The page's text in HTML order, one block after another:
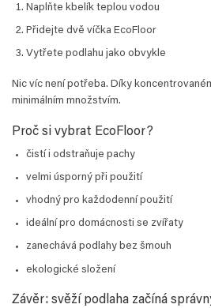
Naplňte kbelík teplou vodou
Přidejte dvě víčka EcoFloor
Vytřete podlahu jako obvykle
Nic víc není potřeba. Díky
minimálním množstvím.
Proč si vybrat EcoFloor?
čistí i odstraňuje pachy
velmi úsporný při použití
vhodný pro každodenní použití
ideální pro domácnosti se zvířaty
zanechává podlahy bez šmouh
ekologické složení
Závěr: svěží podlaha začíná